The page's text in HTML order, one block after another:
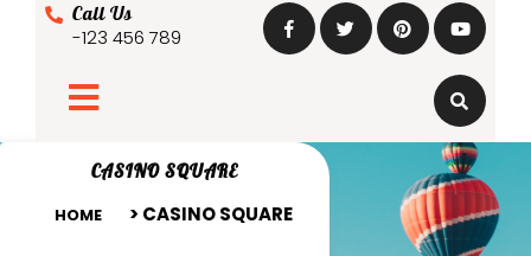
Call Us
-123 456 789
CASINO SQUARE
HOME
> CASINO SQUARE